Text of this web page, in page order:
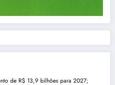
de R$ 13,9 bilhões para 2027;